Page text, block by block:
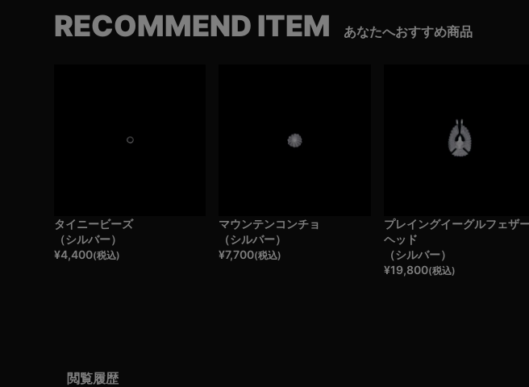
RECOMMEND ITEM あなたへおすすめ商品
タイニービーズ
（シルバー）
¥4,400(税込)
マウンテンコンチョ
（シルバー）
¥7,700(税込)
プレイングイーグルフェザ
ヘッド
（シルバー）
¥19,800(税込)
閲覧履歴